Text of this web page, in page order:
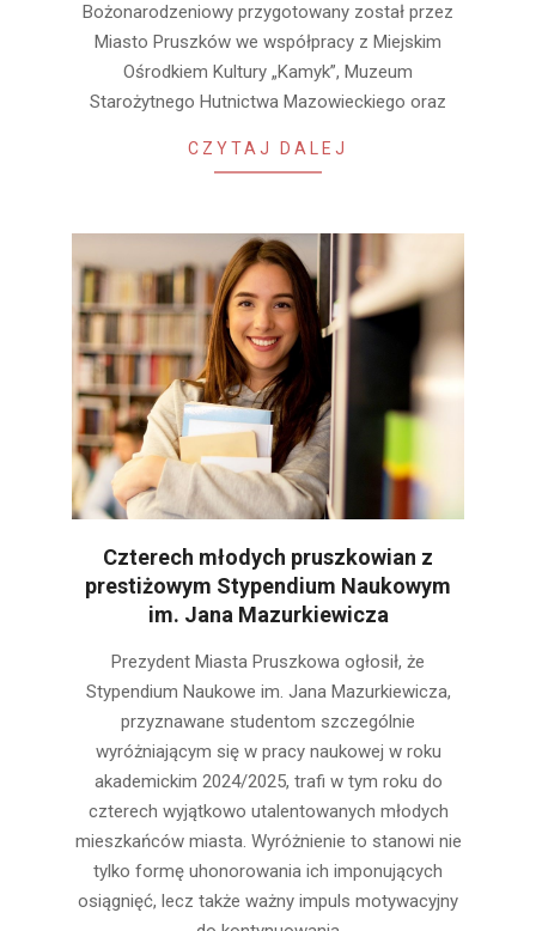
Bożonarodzeniowy przygotowany został przez
Miasto Pruszków we współpracy z Miejskim
Ośrodkiem Kultury „Kamyk”, Muzeum
Starożytnego Hutnictwa Mazowieckiego oraz
CZYTAJ DALEJ
Czterech młodych pruszkowian z
prestiżowym Stypendium Naukowym
im. Jana Mazurkiewicza
20
Prezydent Miasta Pruszkowa ogłosił, że
Stypendium Naukowe im. Jana Mazurkiewicza,
przyznawane studentom szczególnie
wyróżniającym się w pracy naukowej w roku
akademickim 2024/2025, trafi w tym roku do
czterech wyjątkowo utalentowanych młodych
mieszkańców miasta. Wyróżnienie to stanowi nie
tylko formę uhonorowania ich imponujących
osiągnięć, lecz także ważny impuls motywacyjny